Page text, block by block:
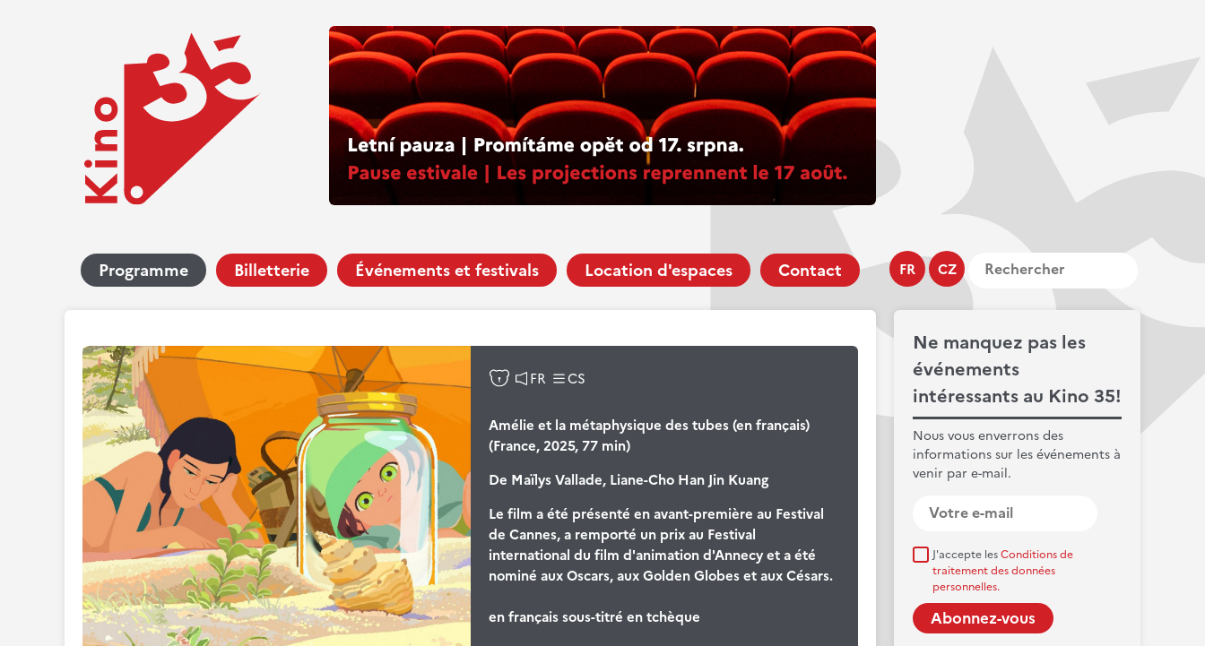
FR CZ
Programme Billetterie Événements et festivals Location d'espaces Contact
Ne manquez pas les
événements
intéressants au Kino 35!
Nous vous enverrons des
informations sur les événements à
venir par e-mail.
J'accepte lesConditions de
traitement des données
personnelles.
FR CS
Amélie et la métaphysique des tubes (en français)
(France, 2025, 77 min)
De Maïlys Vallade, Liane-Cho Han Jin Kuang
Le film a été présenté en avant-première au Festival
de Cannes, a remporté un prix au Festival
international du film d'animation d'Annecy et a été
nominé aux Oscars, aux Golden Globes et aux Césars.
en français sous-titré en tchèque